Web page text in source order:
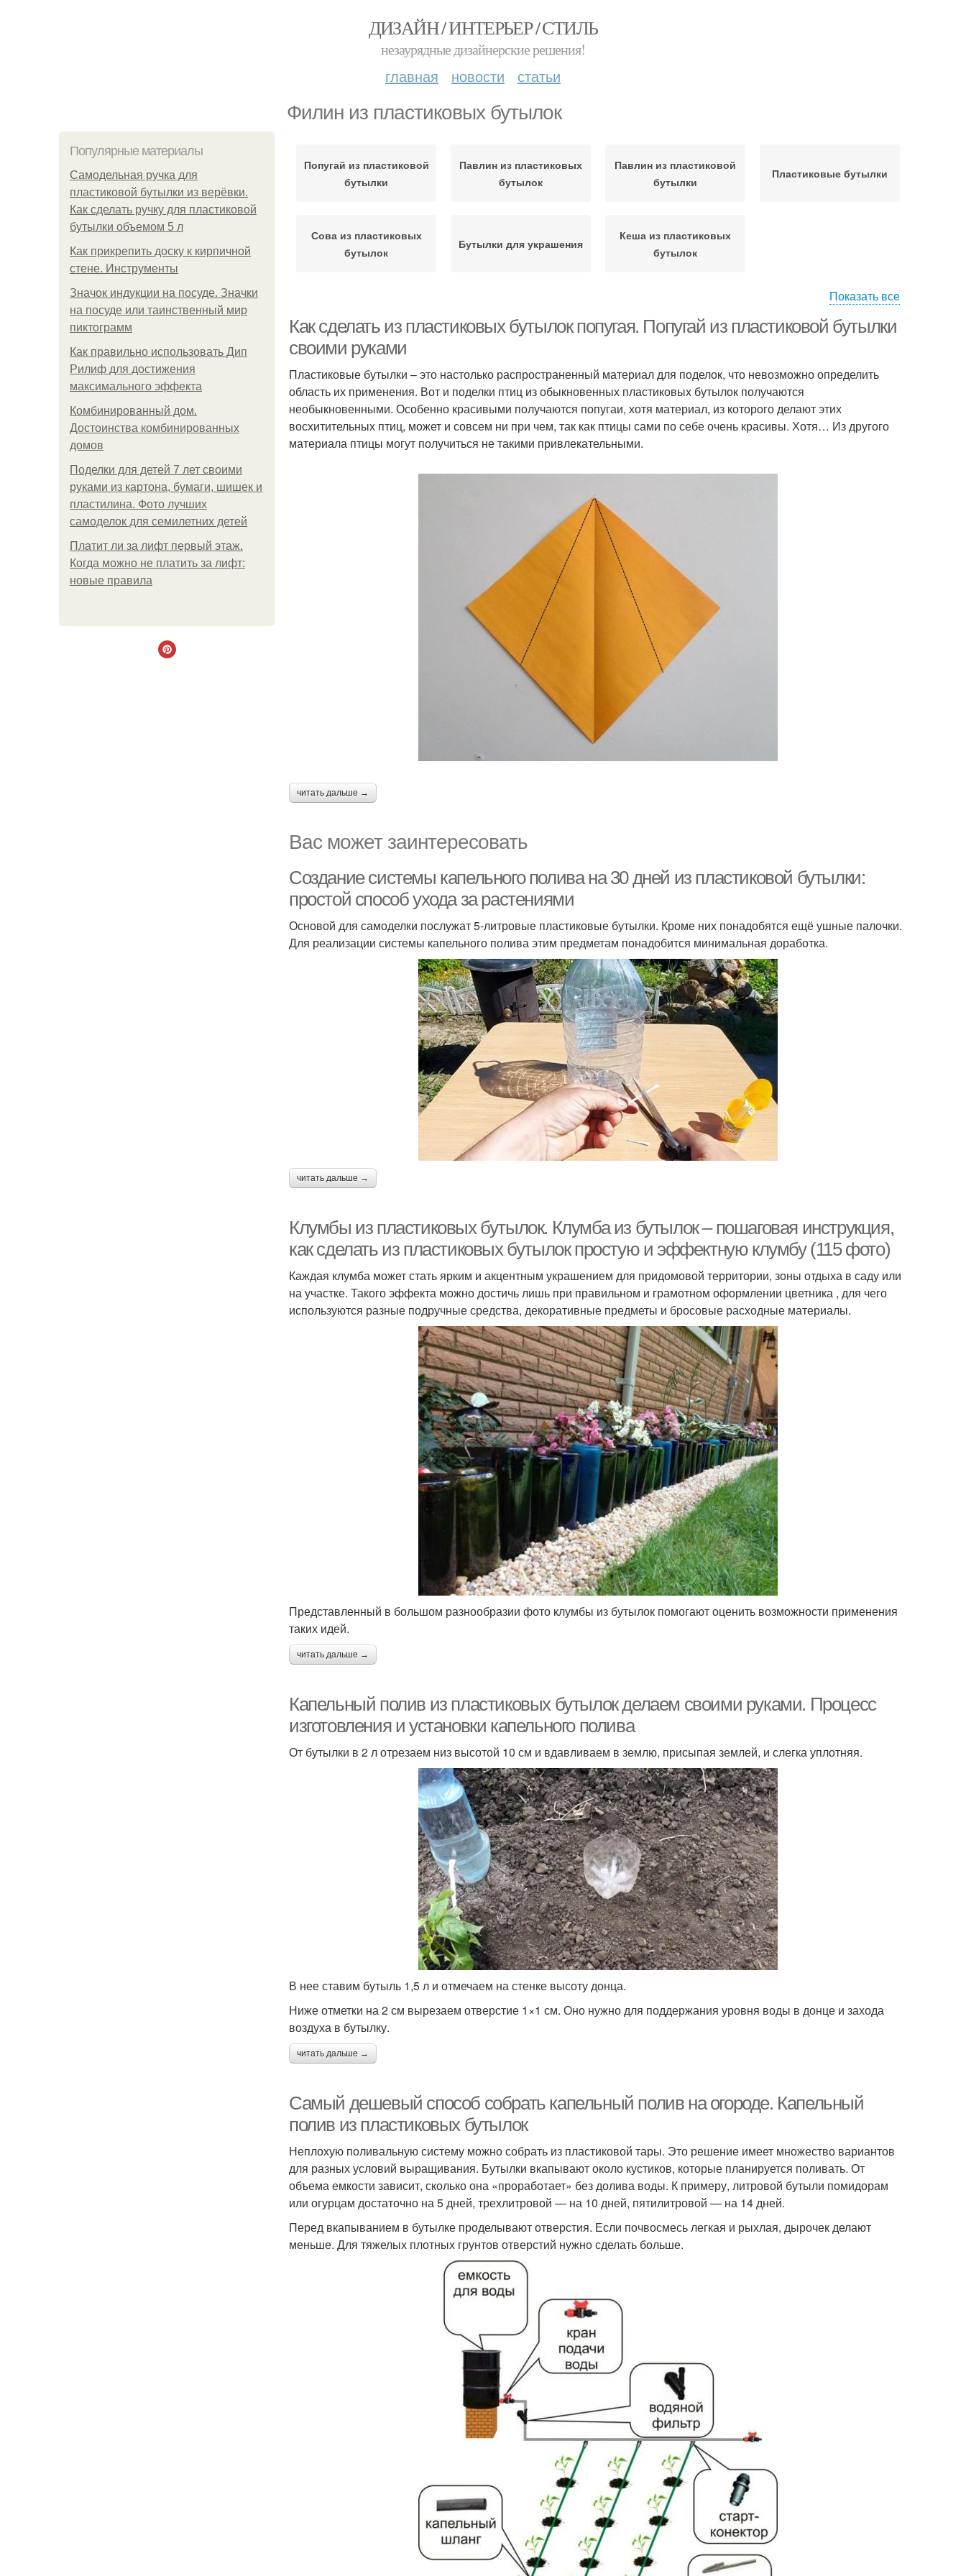
ДИЗАЙН / ИНТЕРЬЕР / СТИЛЬ
незаурядные дизайнерские решения!
главная новости статьи
Филин из пластиковых бутылок
Популярные материалы
Самодельная ручка для
пластиковой бутылки из верёвки.
Как сделать ручку для пластиковой
бутылки объемом 5 л
Как прикрепить доску к кирпичной
стене. Инструменты
Значок индукции на посуде. Значки
на посуде или таинственный мир
пиктограмм
Как правильно использовать Дип
Рилиф для достижения
максимального эффекта
Комбинированный дом.
Достоинства комбинированных
домов
Поделки для детей 7 лет своими
руками из картона, бумаги, шишек и
пластилина. Фото лучших
самоделок для семилетних детей
Платит ли за лифт первый этаж.
Когда можно не платить за лифт:
новые правила
Попугай из пластиковой
бутылки
Павлин из пластиковых
бутылок
Павлин из пластиковой
бутылки
Пластиковые бутылки
Сова из пластиковых
бутылок
Бутылки для украшения
Кеша из пластиковых
бутылок
Показать все
Как сделать из пластиковых бутылок попугая. Попугай из пластиковой бутылки
своими руками
Пластиковые бутылки – это настолько распространенный материал для поделок, что невозможно определить
область их применения. Вот и поделки птиц из обыкновенных пластиковых бутылок получаются
необыкновенными. Особенно красивыми получаются попугаи, хотя материал, из которого делают этих
восхитительных птиц, может и совсем ни при чем, так как птицы сами по себе очень красивы. Хотя… Из другого
материала птицы могут получиться не такими привлекательными.
читать дальше →
Вас может заинтересовать
Создание системы капельного полива на 30 дней из пластиковой бутылки:
простой способ ухода за растениями
Основой для самоделки послужат 5-литровые пластиковые бутылки. Кроме них понадобятся ещё ушные палочки.
Для реализации системы капельного полива этим предметам понадобится минимальная доработка.
читать дальше →
Клумбы из пластиковых бутылок. Клумба из бутылок – пошаговая инструкция,
как сделать из пластиковых бутылок простую и эффектную клумбу (115 фото)
Каждая клумба может стать ярким и акцентным украшением для придомовой территории, зоны отдыха в саду или
на участке. Такого эффекта можно достичь лишь при правильном и грамотном оформлении цветника , для чего
используются разные подручные средства, декоративные предметы и бросовые расходные материалы.
Представленный в большом разнообразии фото клумбы из бутылок помогают оценить возможности применения
таких идей.
читать дальше →
Капельный полив из пластиковых бутылок делаем своими руками. Процесс
изготовления и установки капельного полива
От бутылки в 2 л отрезаем низ высотой 10 см и вдавливаем в землю, присыпая землей, и слегка уплотняя.
В нее ставим бутыль 1,5 л и отмечаем на стенке высоту донца.
Ниже отметки на 2 см вырезаем отверстие 1×1 см. Оно нужно для поддержания уровня воды в донце и захода
воздуха в бутылку.
читать дальше →
Самый дешевый способ собрать капельный полив на огороде. Капельный
полив из пластиковых бутылок
Неплохую поливальную систему можно собрать из пластиковой тары. Это решение имеет множество вариантов
для разных условий выращивания. Бутылки вкапывают около кустиков, которые планируется поливать. От
объема емкости зависит, сколько она «проработает» без долива воды. К примеру, литровой бутыли помидорам
или огурцам достаточно на 5 дней, трехлитровой — на 10 дней, пятилитровой — на 14 дней.
Перед вкапыванием в бутылке проделывают отверстия. Если почвосмесь легкая и рыхлая, дырочек делают
меньше. Для тяжелых плотных грунтов отверстий нужно сделать больше.